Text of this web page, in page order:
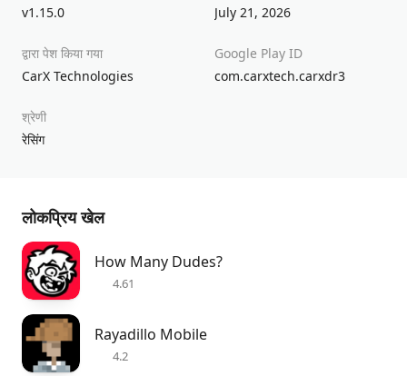
v1.15.0
July 21, 2026
द्वारा पेश किया गया
CarX Technologies
Google Play ID
com.carxtech.carxdr3
श्रेणी
रेसिंग
लोकप्रिय खेल
How Many Dudes?
4.61
Rayadillo Mobile
4.2